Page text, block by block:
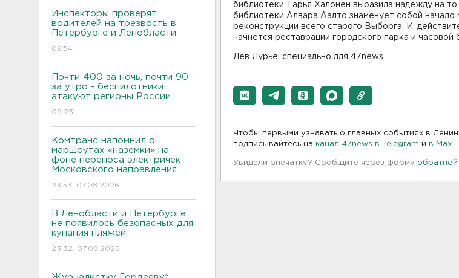
Инспекторы проверят
водителей на трезвость в
Петербурге и Ленобласти
09:54
Почти 400 за ночь, почти 90 -
за утро - беспилотники
атакуют регионы России
09:23
Комтранс напомнил о
маршрутах «наземки» на
фоне переноса электричек
Московского направления
23:53, 07.08.2026
В Ленобласти и Петербурге
не появилось безопасных для
купания пляжей
23:32, 07.08.2026
библиотеки Тарья Халонен выразила надежду на
библиотеки Алвара Аалто знаменует собой начало
реконструкции всего старого Выборга. И,
начнется реставрации городского парка и часовой
Лев Лурье, специально для 47news
Чтобы первыми узнавать о главных событиях в
подписывайтесь на канал 47news в Telegram и в Maх
Увидели опечатку? Сообщите через форму обратной